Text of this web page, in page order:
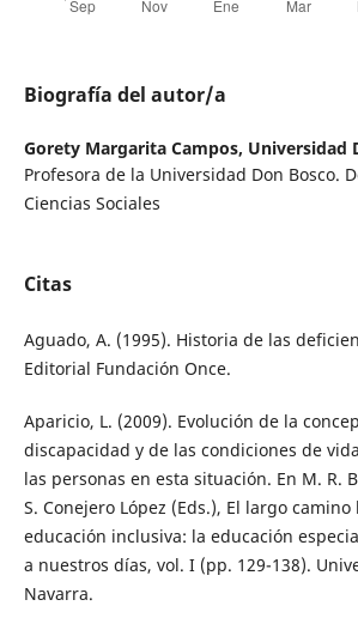
Biografía del autor/a
Gorety Margarita Campos, Universidad
Profesora de la Universidad Don Bosco.
Ciencias Sociales
Citas
Aguado, A. (1995). Historia de las
Editorial Fundación Once.
Aparicio, L. (2009). Evolución de la
discapacidad y de las condiciones de
las personas en esta situación. En M. R.
S. Conejero López (Eds.), El largo camino
educación inclusiva: la educación
a nuestros días, vol. I (pp. 129-138).
Navarra.